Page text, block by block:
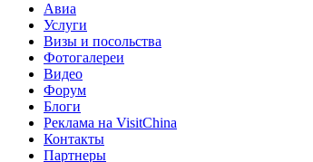
Авиа
Услуги
Визы и посольства
Фотогалереи
Видео
Форум
Блоги
Реклама на VisitChina
Контакты
Партнеры